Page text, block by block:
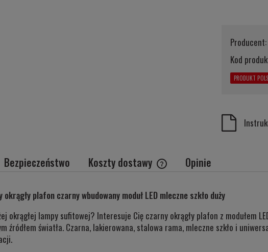
Producent:
Kod
PRODUKT
Bezpieczeństwo Koszty dostawy
płatności
Opinie
okrągły plafon czarny wbudowany moduł LED mleczne szkło duży
okrągłej lampy sufitowej? Interesuje Cię czarny okrągły plafon z modułem
źródłem światła. Czarna, lakierowana, stalowa rama, mleczne szkło i